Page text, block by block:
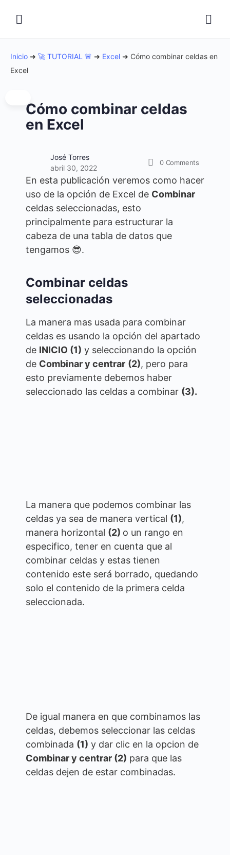
Inicio ➜ 🚀 TUTORIAL 🚨 ➜ Excel ➜ Cómo combinar celdas en
Excel
Cómo combinar celdas
en Excel
José Torres
abril 30, 2022
0 Comments
En esta publicación veremos como hacer
uso de la opción de Excel de Combinar
celdas seleccionadas, esto
principalmente para estructurar la
cabeza de una tabla de datos que
tengamos 😎.
Combinar celdas
seleccionadas
La manera mas usada para combinar
celdas es usando la opción del apartado
de INICIO (1) y seleccionando la opción
de Combinar y centrar (2), pero para
esto previamente debemos haber
seleccionado las celdas a combinar (3).
La manera que podemos combinar las
celdas ya sea de manera vertical (1),
manera horizontal (2) o un rango en
especifico, tener en cuenta que al
combinar celdas y estas tienen
contenido este será borrado, quedando
solo el contenido de la primera celda
seleccionada.
De igual manera en que combinamos las
celdas, debemos seleccionar las celdas
combinada (1) y dar clic en la opcion de
Combinar y centrar (2) para que las
celdas dejen de estar combinadas.